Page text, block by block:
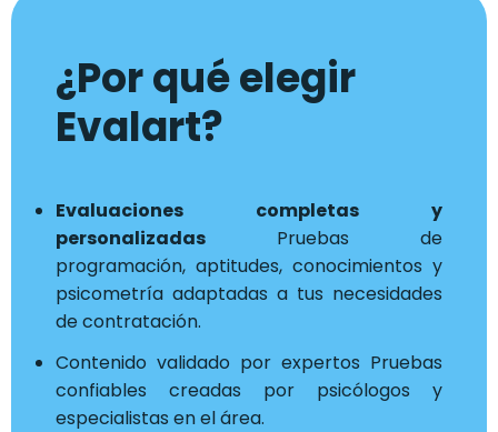
¿Por qué elegir
Evalart?
Evaluaciones completas y
personalizadas Pruebas de
programación, aptitudes, conocimientos y
psicometría adaptadas a tus necesidades
de contratación.
Contenido validado por expertos Pruebas
confiables creadas por psicólogos y
especialistas en el área.